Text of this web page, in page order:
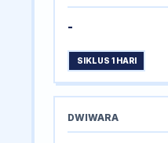
-
SIKLUS 1 HARI
DWIWARA